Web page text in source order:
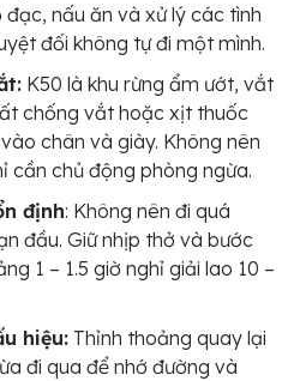
nấu ăn và xử lý các tình
đối không tự đi một mình.
K50 là khu rừng ẩm ướt, vắt
chống vắt hoặc xịt thuốc
chân và giày. Không nên
cần chủ động phòng ngừa.
định: Không nên đi quá
đầu. Giữ nhịp thở và bước
1 – 1.5 giờ nghỉ giải lao 10 –
hiệu: Thỉnh thoảng quay lại
đi qua để nhớ đường và